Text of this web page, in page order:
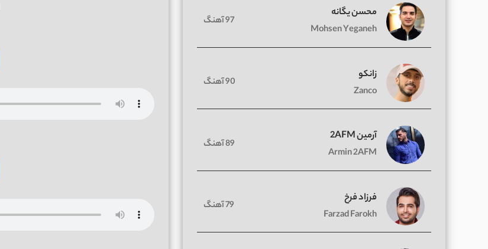
محسن یگانه
Mohsen Yeganeh
97 آهنگ
زانکو
Zanco
90 آهنگ
آرمین 2AFM
Armin 2AFM
89 آهنگ
فرزاد فرخ
Farzad Farokh
79 آهنگ